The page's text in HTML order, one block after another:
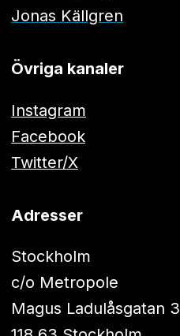
Jonas Källgren
Övriga kanaler
Instagram
Facebook
Twitter/X
Adresser
Stockholm
c/o Metropole
Magus Ladulåsgatan 3